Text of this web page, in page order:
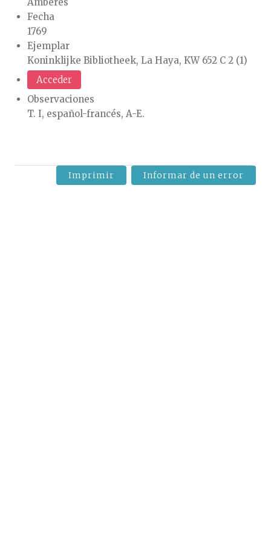
Fecha
1769
Ejemplar
Koninklijke Bibliotheek, La Haya, KW 652 C 2 (1)
Acceder
Observaciones
T. I, español-francés, A-E.
Imprimir Informar de un error